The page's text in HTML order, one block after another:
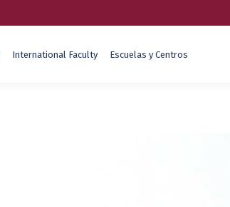
International Faculty Escuelas y Centros